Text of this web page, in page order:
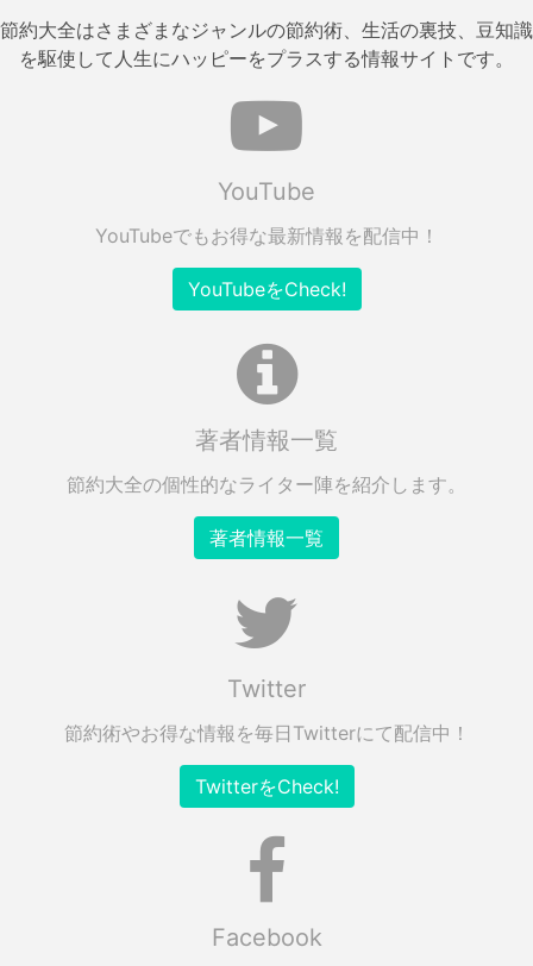
節約大全はさまざまなジャンルの節約術、生活の裏技、豆知識
を駆使して人生にハッピーをプラスする情報サイトです。
YouTube
YouTubeでもお得な最新情報を配信中！
YouTubeをCheck!
著者情報一覧
節約大全の個性的なライター陣を紹介します。
著者情報一覧
Twitter
節約術やお得な情報を毎日Twitterにて配信中！
TwitterをCheck!
Facebook